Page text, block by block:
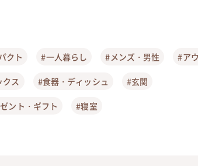
クト #一人暮らし #メンズ・男性 #ア
クス #食器・ディッシュ #玄関
ント・ギフト #寝室